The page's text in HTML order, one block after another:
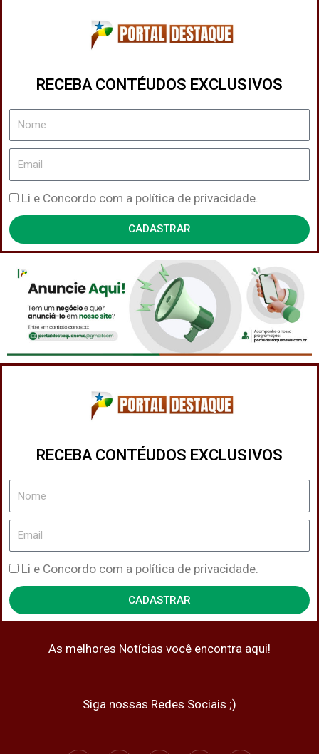
RECEBA CONTÉUDOS EXCLUSIVOS
Nome
Email
Política
de
Privacidade
Li e Concordo com a política de privacidade.
CADASTRAR
RECEBA CONTÉUDOS EXCLUSIVOS
Nome
Email
Política
de
Privacidade
Li e Concordo com a política de privacidade.
CADASTRAR
As melhores Notícias você encontra aqui!
Siga nossas Redes Sociais ;)